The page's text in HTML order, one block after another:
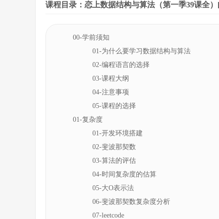
课程目录：恋上数据结构与算法（第一季39课全）
00-学前须知
01-为什么要学习数据结构与算法
02-编程语言的选择
03-课程大纲
04-注意事项
05-课程的选择
01-复杂度
01-开发环境搭建
02-斐波那契数
03-算法的评估
04-时间复杂度的估算
05-大O表示法
06-斐波那契数复杂度分析
07-leetcode